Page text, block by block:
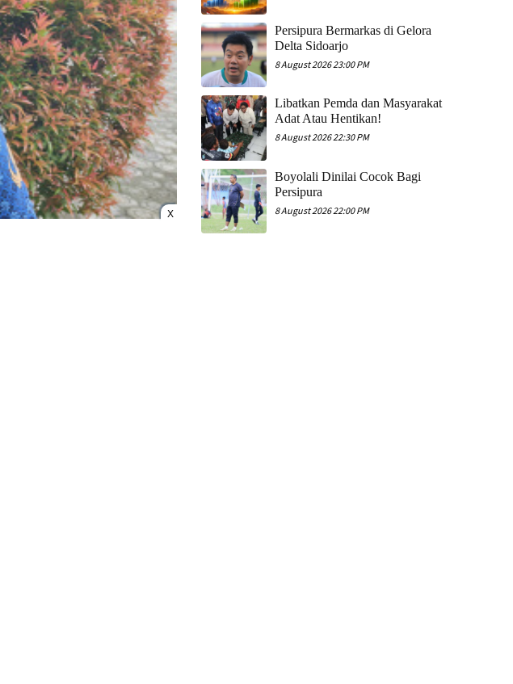
X
Persipura Bermarkas di Gelora
Delta Sidoarjo
8 August 2026 23:00 PM
Libatkan Pemda dan Masyarakat
Adat Atau Hentikan!
8 August 2026 22:30 PM
Boyolali Dinilai Cocok Bagi
Persipura
8 August 2026 22:00 PM